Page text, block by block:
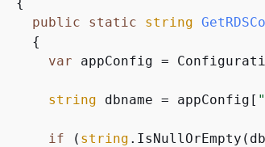
public
static string
{
var appConfig =
string dbname = appConfig[
if ( string